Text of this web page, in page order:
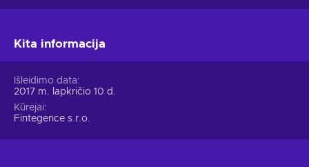
Kita informacija
Išleidimo data
2017 m. lapkričio 10 d.
Kūrėjai
Fintegence s.r.o.